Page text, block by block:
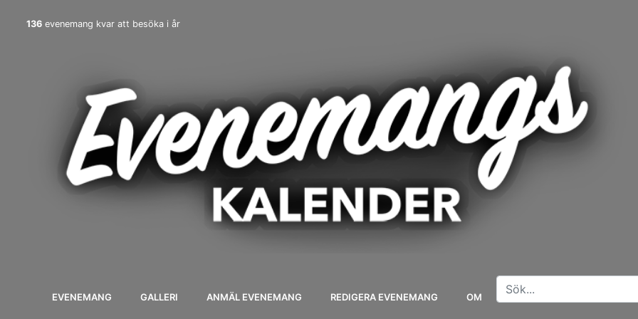
136 evenemang kvar att besöka i år
EVENEMANG GALLERI ANMÄL EVENEMANG REDIGERA EVENEMANG OM